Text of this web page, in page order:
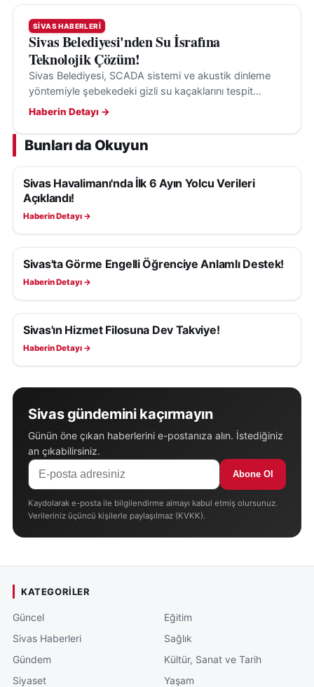
SIVAS HABERLERI
Sivas Belediyesi'nden Su İsrafına
Teknolojik Çözüm!
Sivas Belediyesi, SCADA sistemi ve akustik dinleme
yöntemiyle şebekedeki gizli su kaçaklarını tespit
ederek su kayıplarının önüne geçiyor.
Haberin Detayı →
Bunları da Okuyun
SIVAS HABERLERI
Sivas Havalimanı'nda İlk 6 Ayın Yolcu Verileri
Açıklandı!
Haberin Detayı →
SIVAS HABERLERI
Sivas'ta Görme Engelli Öğrenciye Anlamlı Destek!
Haberin Detayı →
SIVAS HABERLERI
Sivas'ın Hizmet Filosuna Dev Takviye!
Haberin Detayı →
Sivas gündemini kaçırmayın
Günün öne çıkan haberlerini e-postanıza alın. İstediğiniz
an çıkabilirsiniz.
Abone Ol
Kaydolarak e-posta ile bilgilendirme almayı kabul etmiş olursunuz.
Verileriniz üçüncü kişilerle paylaşılmaz (KVKK).
KATEGORILER
Güncel
Sivas Haberleri
Gündem
Siyaset
Eğitim
Sağlık
Kültür, Sanat ve Tarih
Yaşam